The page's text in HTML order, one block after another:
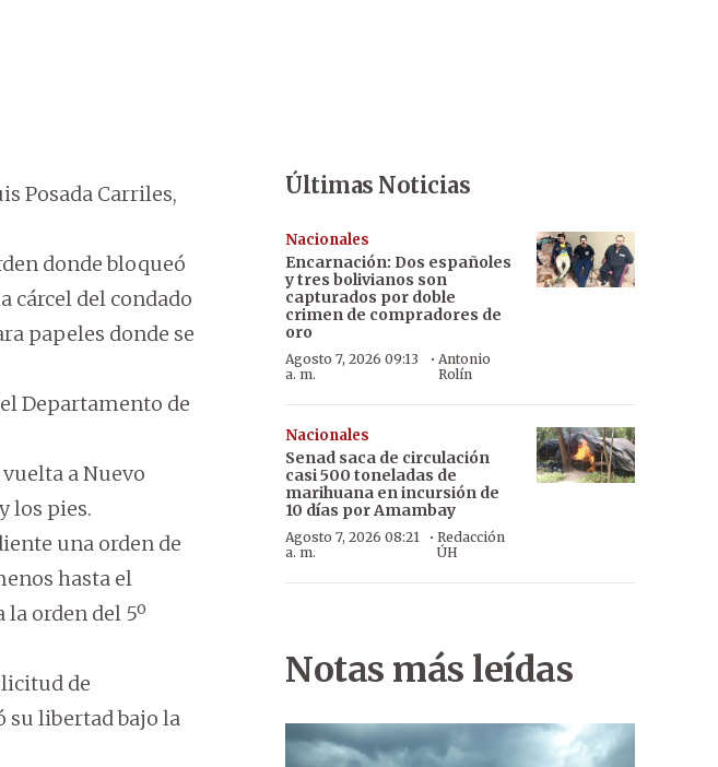
Posada Carriles,
donde bloqueó
cárcel del condado
papeles donde se
Departamento de
a Nuevo
los pies.
una orden de
hasta el
la orden del 5º
de
su libertad bajo la
Últimas Noticias
Nacionales
Encarnación: Dos españoles
y tres bolivianos son
capturados por doble
crimen de compradores de
oro
Agosto 7, 2026 09:13
a. m.
·Antonio
Rolín
Nacionales
Senad saca de circulación
casi 500 toneladas de
marihuana en incursión de
10 días por Amambay
Agosto 7, 2026 08:21
a. m.
·Redacción
ÚH
Notas más leídas